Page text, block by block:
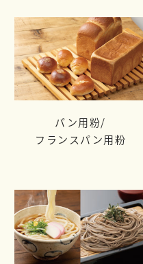
パン用粉/
フランスパン用粉